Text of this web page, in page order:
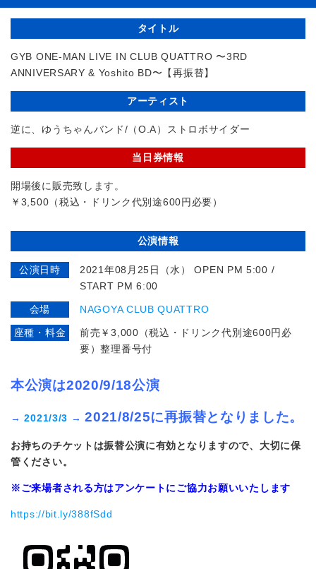
タイトル
GYB ONE-MAN LIVE IN CLUB QUATTRO 〜3RD
ANNIVERSARY & Yoshito BD〜【再振替】
アーティスト
逆に、ゆうちゃんバンド/（O.A）ストロボサイダー
当日券情報
開場後に販売致します。
￥3,500（税込・ドリンク代別途600円必要）
公演情報
公演日時
2021年08月25日（水） OPEN PM 5:00 /
START PM 6:00
会場 NAGOYA CLUB QUATTRO
座種・料金
前売￥3,000（税込・ドリンク代別途600円必
要）整理番号付
本公演は2020/9/18公演
→ 2021/3/3 →2021/8/25に再振替となりました。
お持ちのチケットは振替公演に有効となりますので、大切に保
管ください。
※ご来場者される方はアンケートにご協力お願いいたします
https://bit.ly/388fSdd